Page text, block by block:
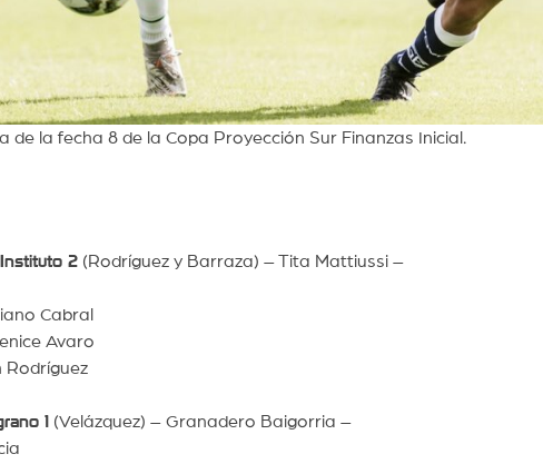
de la fecha 8 de la Copa Proyección Sur Finanzas Inicial.
Instituto 2(Rodríguez y Barraza) – Tita Mattiussi –
Cabral
Avaro
1(Velázquez) – Granadero Baigorria –